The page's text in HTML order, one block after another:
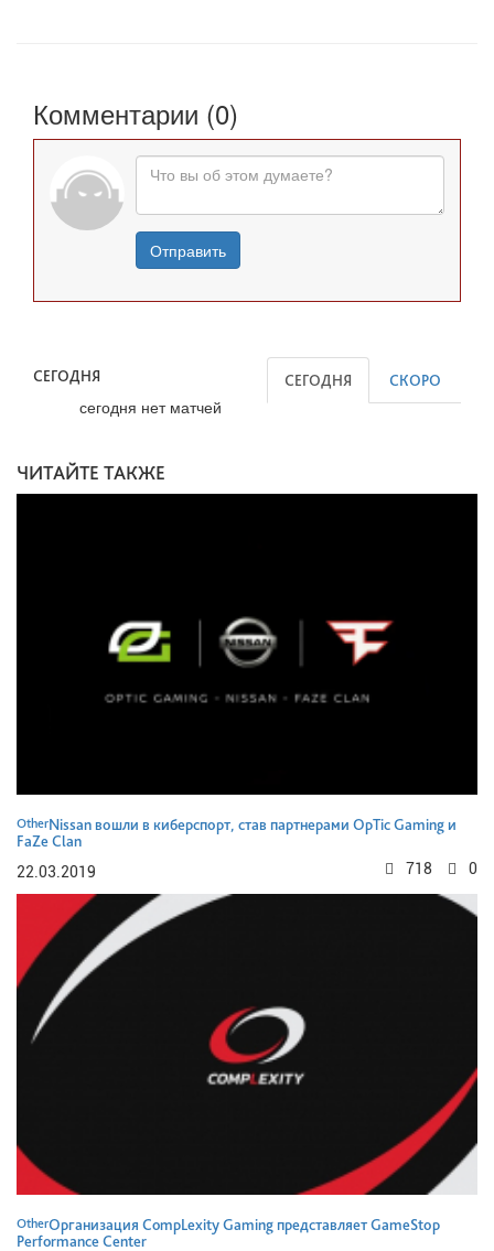
Комментарии (0)
Отправить
СЕГОДНЯ СКОРО
СЕГОДНЯ
сегодня нет матчей
ЧИТАЙТЕ ТАКЖЕ
OtherNissan вошли в киберспорт, став партнерами OpTic Gaming и
FaZe Clan
22.03.2019
0
718
OtherОрганизация CompLexity Gaming представляет GameStop
Performance Center